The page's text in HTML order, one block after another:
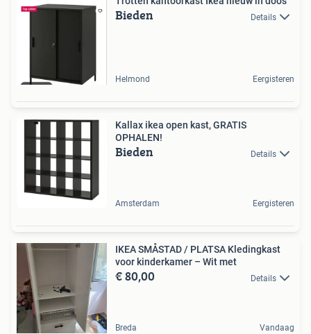
Bieden Details
Helmond Eergisteren
Kallax ikea open kast, GRATIS
OPHALEN!
Bieden Details
Amsterdam Eergisteren
IKEA SMÅSTAD / PLATSA Kledingkast
voor kinderkamer – Wit met
€ 80,00 Details
Breda Vandaag